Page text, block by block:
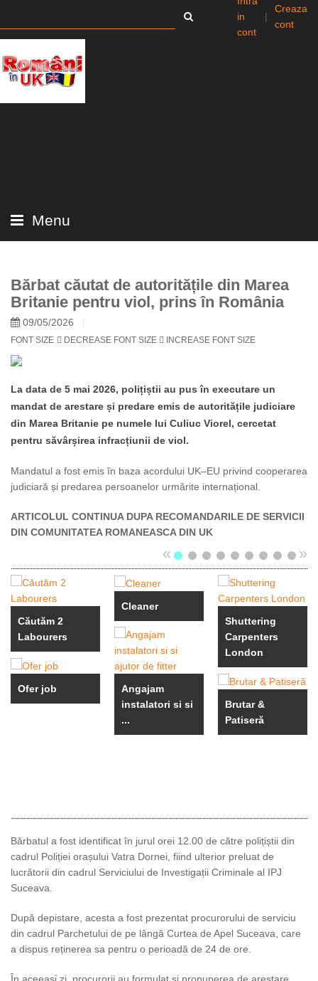
in
cont
|
Creaza
cont
Menu
Bărbat căutat de autoritățile din Marea
Britanie pentru viol, prins în România
09/05/2026
FONT SIZE DECREASE FONT SIZE INCREASE FONT SIZE
La data de 5 mai 2026, polițiștii au pus în executare un
mandat de arestare și predare emis de autoritățile judiciare
din Marea Britanie pe numele lui Culiuc Viorel, cercetat
pentru săvârșirea infracțiunii de viol.
Mandatul a fost emis în baza acordului UK–EU privind cooperarea
judiciară și predarea persoanelor urmărite internațional.
ARTICOLUL CONTINUA DUPA RECOMANDARILE DE SERVICII
DIN COMUNITATEA ROMANEASCA DIN UK
« »
Căutăm 2
Labourers
Ofer job
Cleaner
Angajam
instalatori si si
...
Shuttering
Carpenters
London
Brutar &
Patiseră
Bărbatul a fost identificat în jurul orei 12.00 de către polițiștii din
cadrul Poliției orașului Vatra Dornei, fiind ulterior preluat de
lucrătorii din cadrul Serviciului de Investigații Criminale al IPJ
Suceava.
După depistare, acesta a fost prezentat procurorului de serviciu
din cadrul Parchetului de pe lângă Curtea de Apel Suceava, care
a dispus reținerea sa pentru o perioadă de 24 de ore.